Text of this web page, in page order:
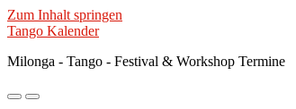
Zum Inhalt springen
Tango Kalender
Milonga - Tango - Festival & Workshop Termine
Mobile-Suchfeld